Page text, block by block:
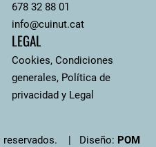
678 32 88 01
info@cuinut.cat
LEGAL
Cookies, Condiciones
generales, Política de
privacidad y Legal
reservados. | Diseño: POM